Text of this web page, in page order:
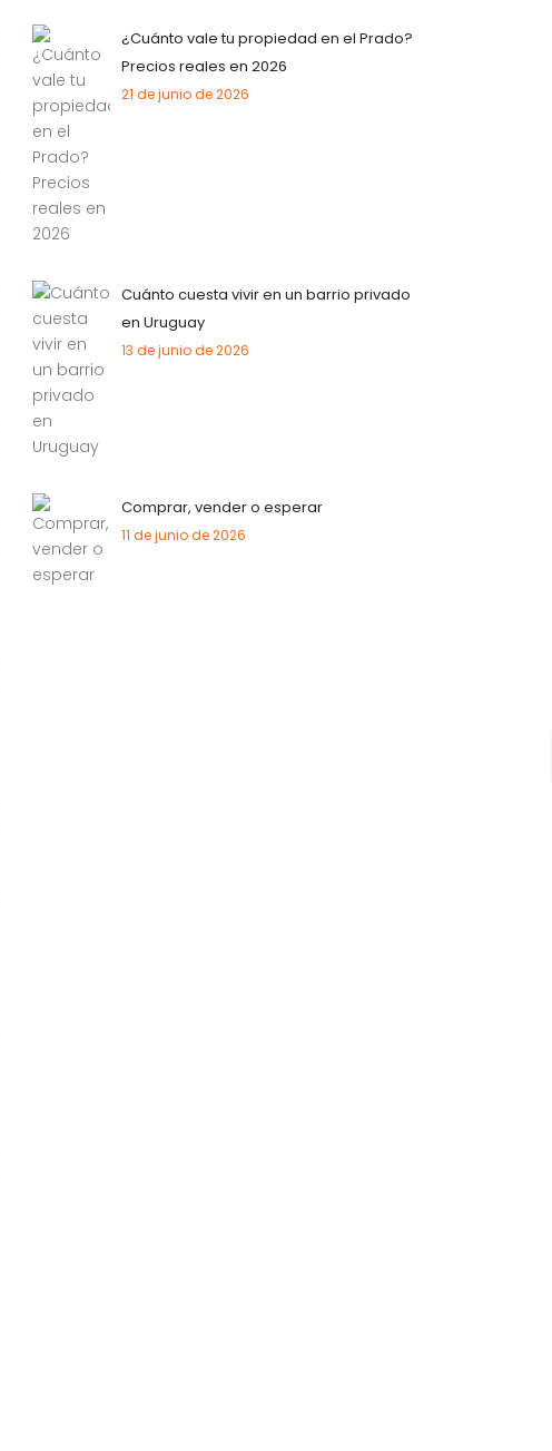
¿Cuánto vale tu propiedad en el Prado?
Precios reales en 2026
21 de junio de 2026
Cuánto cuesta vivir en un barrio privado
en Uruguay
13 de junio de 2026
Comprar, vender o esperar
11 de junio de 2026